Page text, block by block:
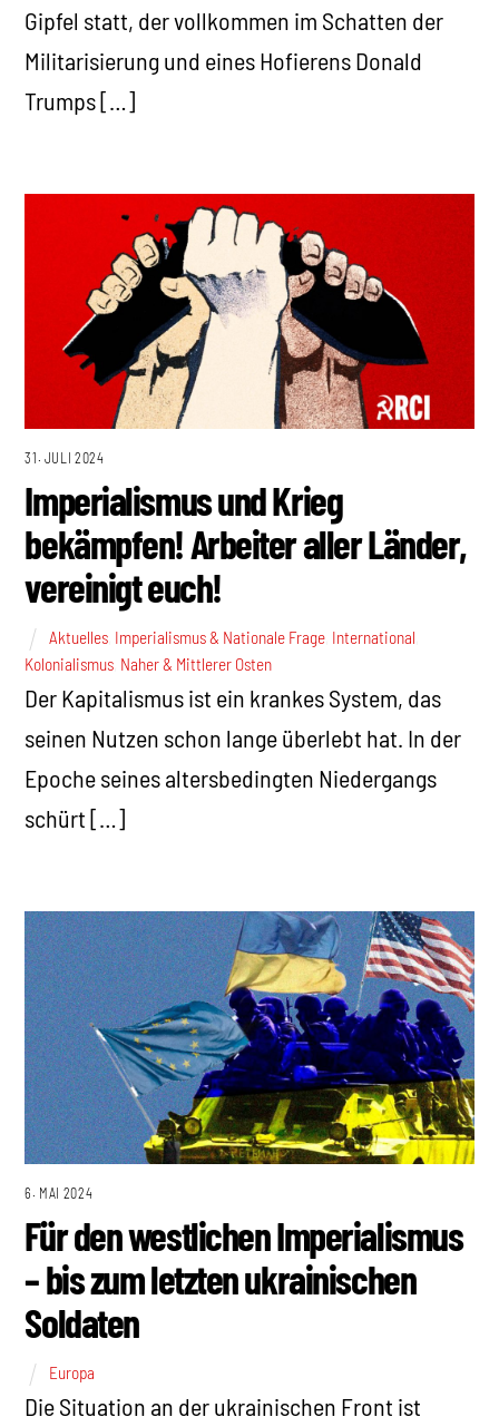
Gipfel statt, der vollkommen im Schatten der
Militarisierung und eines Hofierens Donald
Trumps […]
31. JULI 2024
Imperialismus und Krieg
bekämpfen! Arbeiter aller Länder,
vereinigt euch!
Aktuelles Imperialismus & Nationale Frage International
Kolonialismus Naher & Mittlerer Osten
Der Kapitalismus ist ein krankes System, das
seinen Nutzen schon lange überlebt hat. In der
Epoche seines altersbedingten Niedergangs
schürt […]
6. MAI 2024
Für den westlichen Imperialismus
– bis zum letzten ukrainischen
Soldaten
Europa
Die Situation an der ukrainischen Front ist